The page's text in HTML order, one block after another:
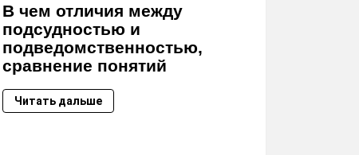
В чем отличия между
подсудностью и
подведомственностью,
сравнение понятий
Читать дальше